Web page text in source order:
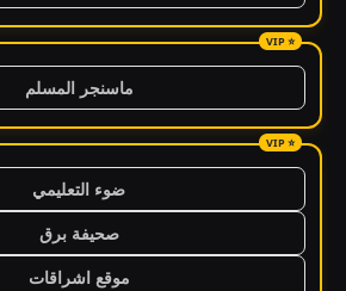
ماسنجر المسلم
ضوء التعليمي
صحيفة برق
موقع اشراقات